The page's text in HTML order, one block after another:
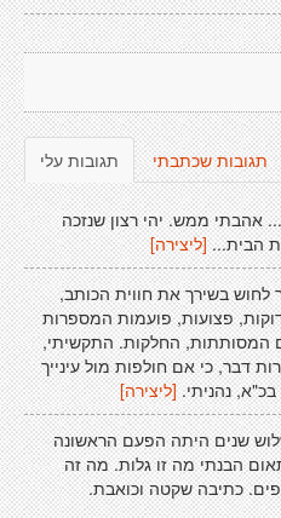
תגובות עלי תגובות שכתבתי
אהבתי ממש. יהי רצון שנזכה
הבית... [ליצירה]
לחוש בשירך את חווית הכותב,
פצועות, פועמות המספרות
המסותתות, החלקות. התקשיתי,
דבר, כי אם חולפות מול עינייך
נהניתי.[ליצירה]
שנים היתה הפעם הראשונה
הבנתי מה זו גלות. מה זה
כתיבה שקטה וכואבת.